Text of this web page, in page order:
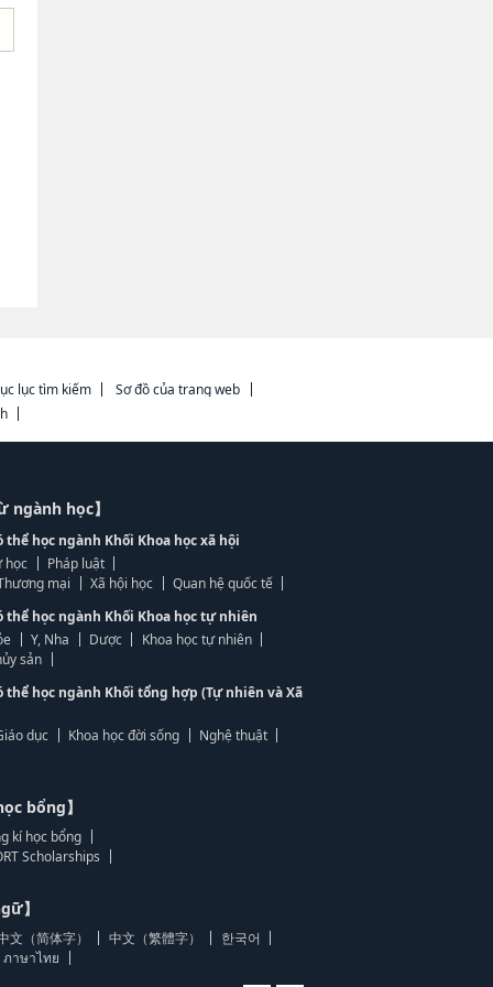
lục tìm kiếm
Sơ đồ của trang web
học】
học ngành Khối Khoa học xã hội
học
Pháp luật
mại
Xã hội học
Quan hệ quốc tế
thể học ngành Khối Khoa học tự nhiên
Y, Nha Dược
Khoa học tự nhiên
sản
thể học ngành Khối tổng hợp (Tự nhiên và Xã
dục Khoa học đời sống Nghệ thuật
bổng】
kí học bổng
Scholarships
】
文（简体字） 中文（繁體字）
한국어
ภาษาไทย